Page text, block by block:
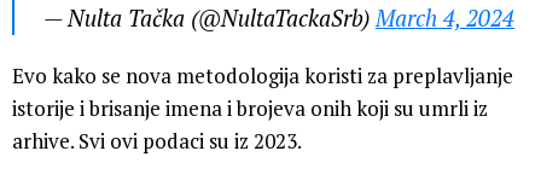
— Nulta Tačka (@NultaTackaSrb)March 4, 2024
Evo kako se nova metodologija koristi za preplavljanje
istorije i brisanje imena i brojeva onih koji su umrli iz
arhive. Svi ovi podaci su iz 2023.